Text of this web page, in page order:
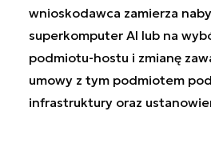
wnioskodawca zamierza
superkomputer AI lub na
podmiotu-hostu i zmianę
umowy z tym podmiotem
infrastruktury oraz